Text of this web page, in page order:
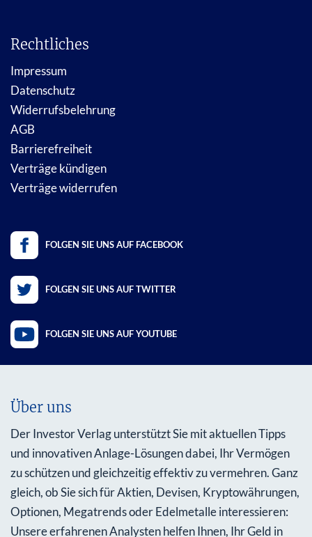
Rechtliches
Impressum
Datenschutz
Widerrufsbelehrung
AGB
Barrierefreiheit
Verträge kündigen
Verträge widerrufen
FOLGEN SIE UNS AUF FACEBOOK
FOLGEN SIE UNS AUF TWITTER
FOLGEN SIE UNS AUF YOUTUBE
Über uns
Der Investor Verlag unterstützt Sie mit aktuellen Tipps
und innovativen Anlage-Lösungen dabei, Ihr Vermögen
zu schützen und gleichzeitig effektiv zu vermehren. Ganz
gleich, ob Sie sich für Aktien, Devisen, Kryptowährungen,
Optionen, Megatrends oder Edelmetalle interessieren:
Unsere erfahrenen Analysten helfen Ihnen, Ihr Geld in